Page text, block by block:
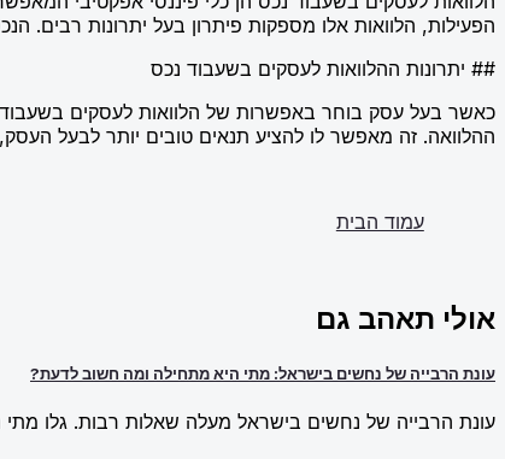
הפעילות, הלוואות אלו מספקות פיתרון בעל יתרונות רבים.
## יתרונות ההלוואות לעסקים בשעבוד נכס
כאשר בעל עסק בוחר באפשרות של הלוואות לעסקים בשעבוד
ההלוואה. זה מאפשר לו להציע תנאים טובים יותר לבעל העסק,
עמוד הבית
אולי תאהב גם
עונת הרבייה של נחשים בישראל: מתי היא מתחילה ומה חשוב לדעת?
עונת הרבייה של נחשים בישראל מעלה שאלות רבות. גלו